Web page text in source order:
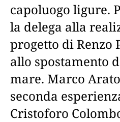
capoluogo ligure.
la delega alla
progetto di Renzo
allo spostamento
mare. Marco
seconda
Cristoforo